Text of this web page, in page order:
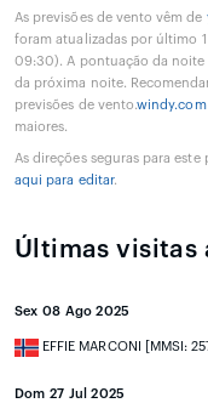
As previsões de vento vêm de
foram atualizadas por último
09:30). A pontuação da
da próxima noite.
previsões de vento.windy.com
maiores.
As direções seguras para
aqui para editar.
Últimas visitas
Sex 08 Ago 2025
EFFIE MARCONI [MMSI:
Dom 27 Jul 2025